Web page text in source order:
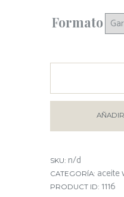
Formato
SKU: n/d
CATEGORÍA: aceite
PRODUCT ID: 1116